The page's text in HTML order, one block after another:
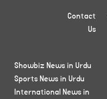
Contact
Us
Showbiz News in Urdu
Sports News in Urdu
International News in